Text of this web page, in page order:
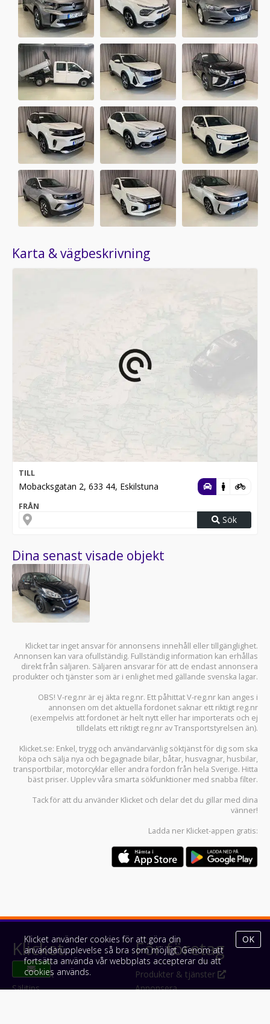
Karta & vägbeskrivning
TILL
Mobacksgatan 2, 633 44, Eskilstuna
FRÅN
Sök
Dina senast visade objekt
Klicket tar inget ansvar för annonsens innehåll eller tillgänglighet.
Annonsen kan vara ofullständig. Fullständig information kan erhållas
direkt från säljaren. Säljaren ansvarar för att de endast annonsera
produkter och tjänster som är i enlighet med gällande svenska lagar.
OBS! V-reg.nr är ej äkta reg.nr. Ett påhittat V-reg.nr kan anges i
annonsen om det aktuella fordonet saknar ett riktigt reg.nr
(exempelvis att fordonet är helt nytt eller har importerats och ej
tilldelats ett riktigt reg.nr av Transportstyrelsen än).
Klicket.se: Enkel, trygg och användarvänlig söktjänst för dig som ska
köpa och sälja nya och begagnade bilar, båtar, husvagnar, husbilar,
transportbilar, motorcyklar eller andra fordon från hela Sverige. Hitta
bäst priser. Upplev våra smarta sökfunktioner med snabba filter.
Tack för att du använder Klicket och delar det du gillar med dina
vänner!
Ladda ner Klicket-appen gratis:
Klicket
Om Klicket
Säljtips
För företag
Produkter & tjänster
Annonsera
Klicket använder cookies för att göra din
användarupplevelse så bra som möjligt. Genom att
fortsätta använda vår webbplats accepterar du att
cookies används.
OK